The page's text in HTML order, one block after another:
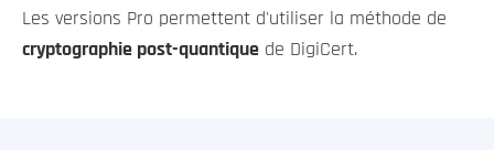
Les versions Pro permettent d'utiliser la méthode de
cryptographie post-quantique de DigiCert.